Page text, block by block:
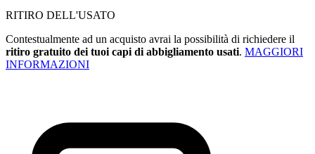
RITIRO DELL'USATO
Contestualmente ad un acquisto avrai la possibilità di richiedere il
ritiro gratuito dei tuoi capi di abbigliamento usati. MAGGIORI
INFORMAZIONI